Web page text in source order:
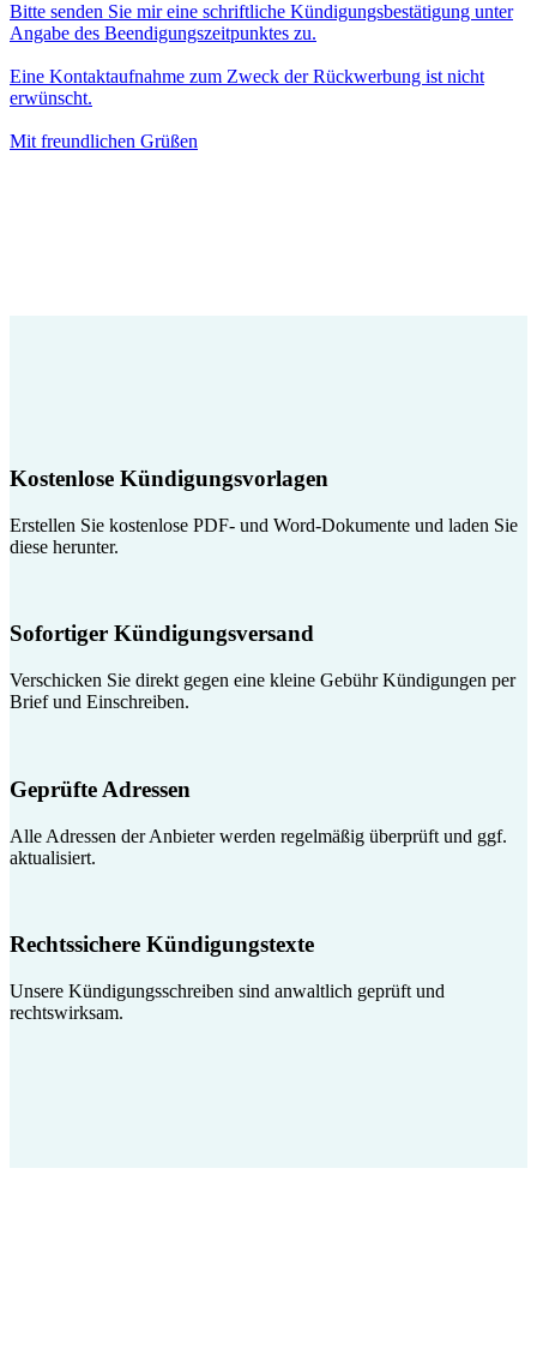
Bitte senden Sie mir eine schriftliche Kündigungsbestätigung unter
Angabe des Beendigungszeitpunktes zu.
Eine Kontaktaufnahme zum Zweck der Rückwerbung ist nicht
erwünscht.
Mit freundlichen Grüßen
Kostenlose Kündigungsvorlagen
Erstellen Sie kostenlose PDF- und Word-Dokumente und laden Sie
diese herunter.
Sofortiger Kündigungsversand
Verschicken Sie direkt gegen eine kleine Gebühr Kündigungen per
Brief und Einschreiben.
Geprüfte Adressen
Alle Adressen der Anbieter werden regelmäßig überprüft und ggf.
aktualisiert.
Rechtssichere Kündigungstexte
Unsere Kündigungsschreiben sind anwaltlich geprüft und
rechtswirksam.